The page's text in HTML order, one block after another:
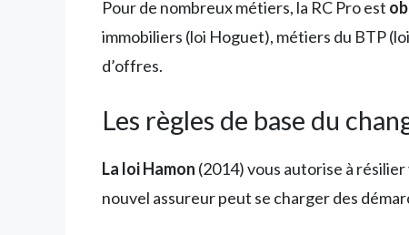
Pour de nombreux métiers, la RC Pro est
immobiliers (loi Hoguet), métiers du BTP
d’offres.
Les règles de base du
La loi Hamon (2014) vous autorise à
nouvel assureur peut se charger des